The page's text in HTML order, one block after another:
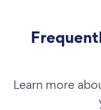
Learn more